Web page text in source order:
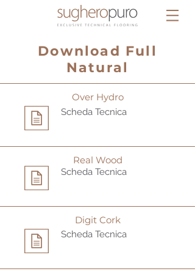
Download Full
Natural
Over Hydro
Scheda Tecnica
Real Wood
Scheda Tecnica
Digit Cork
Scheda Tecnica